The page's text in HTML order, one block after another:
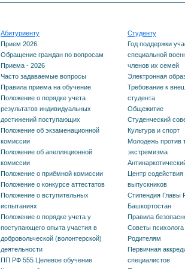
Правила приема на
обучение
Положение о
учета результатов
индивидуальных
достижений
Положение об
экзаменационной
комиссии
Положение об
профилактическая
Нормативные документы
ФУМО по УГПС 32.00.00
Науки о здоровье и
профилактическая
Планы работы и отчеты
ФУМО по УГПС 32.00.00
Науки о здоровье и
профилактическая
квалификации
Дополнительные
программы
НМ и ФО
Календарный
график обучения
Абитуриенту
Прием 2026
Обращение граждан по вопросам
Приема - 2026
Часто задаваемые вопросы
Правила приема на обучение
Положение о порядке учета
результатов индивидуальных
достижений поступающих
Положение об экзаменационной
комиссии
Положение об апелляционной
комиссии
Положение о приёмной комиссии
Положение о конкурсе аттестатов
Положение о вступительных
испытаниях
Положение о порядке учета у
поступающего опыта участия в
добровольческой (волонтерской)
деятельности
ПП РФ 555 Целевое обучение
Студенту
Год поддержки
специальной
членов их семей
Электронная
Требование к
студента
Общежитие
Студенческий
Культура и спорт
Молодежь против
экстремизма
Центр содействия
выпускников
Стипендия Главы
Башкортостан
Правила
Советы психолога
Родителям
Первичная
специалистов